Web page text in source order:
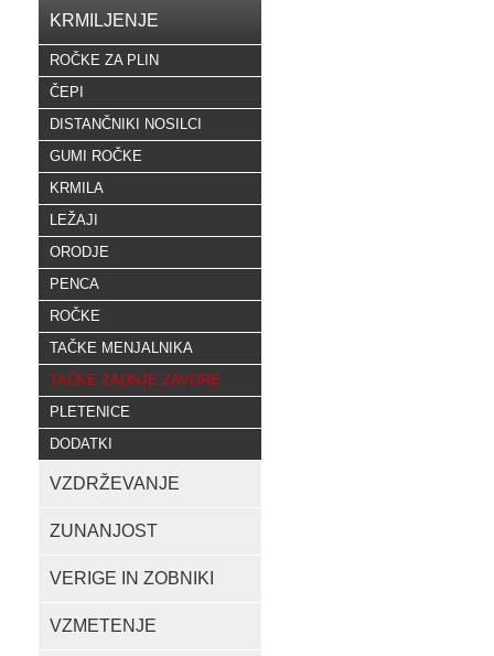
KRMILJENJE
ROČKE ZA PLIN
ČEPI
DISTANČNIKI NOSILCI
GUMI ROČKE
KRMILA
LEŽAJI
ORODJE
PENCA
ROČKE
TAČKE MENJALNIKA
TAČKE ZADNJE ZAVORE
PLETENICE
DODATKI
VZDRŽEVANJE
ZUNANJOST
VERIGE IN ZOBNIKI
VZMETENJE